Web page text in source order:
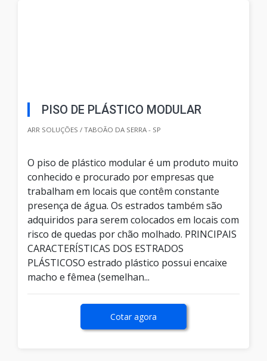
PISO DE PLÁSTICO MODULAR
ARR SOLUÇÕES / TABOÃO DA SERRA - SP
O piso de plástico modular é um produto muito
conhecido e procurado por empresas que
trabalham em locais que contêm constante
presença de água. Os estrados também são
adquiridos para serem colocados em locais com
risco de quedas por chão molhado. PRINCIPAIS
CARACTERÍSTICAS DOS ESTRADOS
PLÁSTICOSO estrado plástico possui encaixe
macho e fêmea (semelhan...
Cotar agora